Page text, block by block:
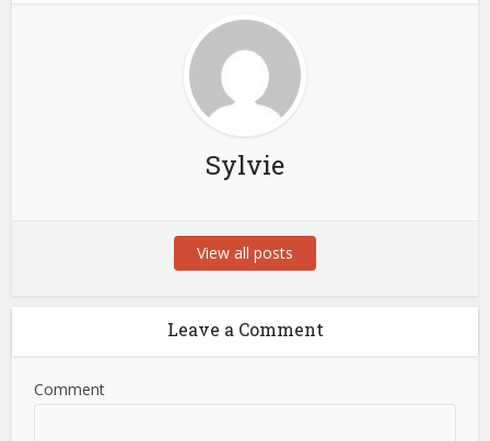
Sylvie
View all posts
Leave a Comment
Comment